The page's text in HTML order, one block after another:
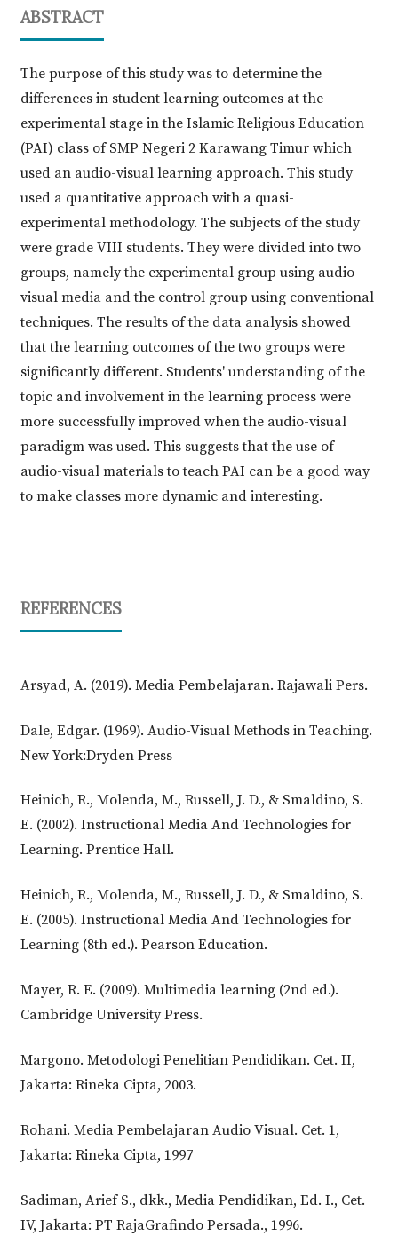
ABSTRACT
The purpose of this study was to determine the
differences in student learning outcomes at the
experimental stage in the Islamic Religious Education
(PAI) class of SMP Negeri 2 Karawang Timur which
used an audio-visual learning approach. This study
used a quantitative approach with a quasi-
experimental methodology. The subjects of the study
were grade VIII students. They were divided into two
groups, namely the experimental group using audio-
visual media and the control group using conventional
techniques. The results of the data analysis showed
that the learning outcomes of the two groups were
significantly different. Students' understanding of the
topic and involvement in the learning process were
more successfully improved when the audio-visual
paradigm was used. This suggests that the use of
audio-visual materials to teach PAI can be a good way
to make classes more dynamic and interesting.
REFERENCES
Arsyad, A. (2019). Media Pembelajaran. Rajawali Pers.
Dale, Edgar. (1969). Audio-Visual Methods in Teaching.
New York:Dryden Press
Heinich, R., Molenda, M., Russell, J. D., & Smaldino, S.
E. (2002). Instructional Media And Technologies for
Learning. Prentice Hall.
Heinich, R., Molenda, M., Russell, J. D., & Smaldino, S.
E. (2005). Instructional Media And Technologies for
Learning (8th ed.). Pearson Education.
Mayer, R. E. (2009). Multimedia learning (2nd ed.).
Cambridge University Press.
Margono. Metodologi Penelitian Pendidikan. Cet. II,
Jakarta: Rineka Cipta, 2003.
Rohani. Media Pembelajaran Audio Visual. Cet. 1,
Jakarta: Rineka Cipta, 1997
Sadiman, Arief S., dkk., Media Pendidikan, Ed. I., Cet.
IV, Jakarta: PT RajaGrafindo Persada., 1996.